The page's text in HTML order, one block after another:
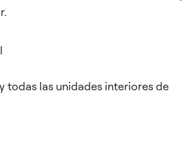
las unidades interiores de